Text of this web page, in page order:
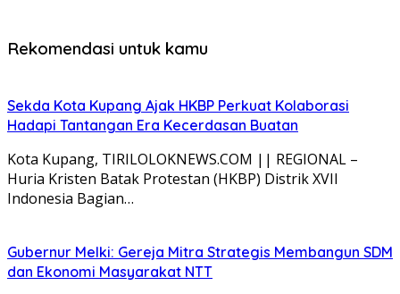
Rekomendasi untuk kamu
Sekda Kota Kupang Ajak HKBP Perkuat Kolaborasi
Hadapi Tantangan Era Kecerdasan Buatan
Kota Kupang, TIRILOLOKNEWS.COM || REGIONAL –
Huria Kristen Batak Protestan (HKBP) Distrik XVII
Indonesia Bagian…
Gubernur Melki: Gereja Mitra Strategis Membangun SDM
dan Ekonomi Masyarakat NTT